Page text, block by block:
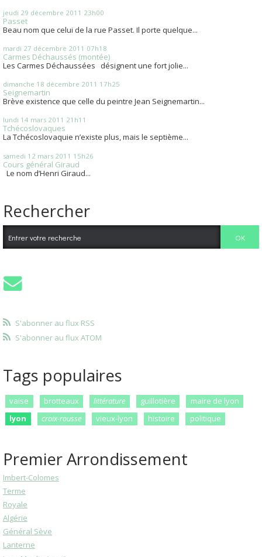
jeudi 29 décembre 2011 23h00
Passet
Beau nom que celui de la rue Passet. Il porte quelque...
mardi 27 décembre 2011 07h18
Carmes Déchaussés (montée)
Les Carmes Déchaussées désignent une fort jolie...
dimanche 18 décembre 2011 17h25
Seignemartin
Brève existence que celle du peintre Jean Seignemartin...
lundi 14 mars 2011 21h11
Tchécoslovaques
La Tchécoslovaquie n’existe plus, mais le septième...
samedi 12 mars 2011 15h26
Cours général Giraud
Le nom d’Henri Giraud...
Rechercher
S'abonner au flux RSS
S'abonner au flux ATOM
Tags populaires
vaise brotteaux littérature guillotière
maire de lyon
lyon
croix-rousse vieux-lyon histoire politique
Premier Arrondissement
Imbert-Colomes
Terme
Royale
Algérie
Général Sève
Lanterne